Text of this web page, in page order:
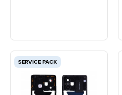
SERVICE PACK